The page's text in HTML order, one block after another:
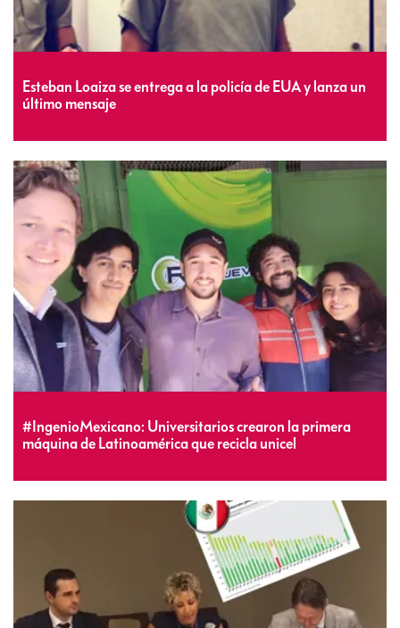
Esteban Loaiza se entrega a la policía de EUA y lanza un
último mensaje
#IngenioMexicano: Universitarios crearon la primera
máquina de Latinoamérica que recicla unicel